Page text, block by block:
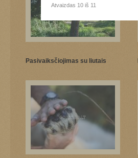
Pasivaiksčiojimas su liutais
Atvaizdas 10 iš 11